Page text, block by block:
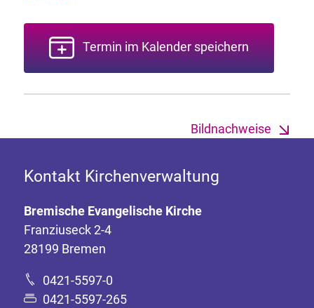
Termin im Kalender speichern
Bildnachweise
Kontakt Kirchenverwaltung
Bremische Evangelische Kirche
Franziuseck 2-4
28199 Bremen
0421-5597-0
0421-5597-265